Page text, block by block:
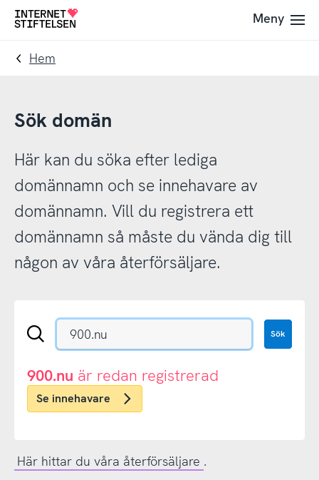
Till
navigering
Till
innehåll
Till
Meny
Hem
Sök domän
Här kan du söka efter lediga
domännamn och se innehavare av
domännamn. Vill du registrera ett
domännamn så måste du vända dig till
någon av våra återförsäljare.
Sök
eller
.nu-
domän
Sök
900.nu är redan registrerad
Se innehavare
Här hittar du våra återförsäljare .